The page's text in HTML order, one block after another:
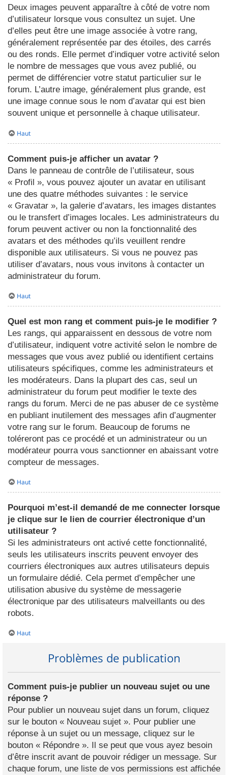
Deux images peuvent apparaître à côté de votre nom
d’utilisateur lorsque vous consultez un sujet. Une
d’elles peut être une image associée à votre rang,
généralement représentée par des étoiles, des carrés
ou des ronds. Elle permet d’indiquer votre activité selon
le nombre de messages que vous avez publié, ou
permet de différencier votre statut particulier sur le
forum. L’autre image, généralement plus grande, est
une image connue sous le nom d’avatar qui est bien
souvent unique et personnelle à chaque utilisateur.
Haut
Comment puis-je afficher un avatar ?
Dans le panneau de contrôle de l’utilisateur, sous
« Profil », vous pouvez ajouter un avatar en utilisant
une des quatre méthodes suivantes : le service
« Gravatar », la galerie d’avatars, les images distantes
ou le transfert d’images locales. Les administrateurs du
forum peuvent activer ou non la fonctionnalité des
avatars et des méthodes qu’ils veuillent rendre
disponible aux utilisateurs. Si vous ne pouvez pas
utiliser d’avatars, nous vous invitons à contacter un
administrateur du forum.
Haut
Quel est mon rang et comment puis-je le modifier ?
Les rangs, qui apparaissent en dessous de votre nom
d’utilisateur, indiquent votre activité selon le nombre de
messages que vous avez publié ou identifient certains
utilisateurs spécifiques, comme les administrateurs et
les modérateurs. Dans la plupart des cas, seul un
administrateur du forum peut modifier le texte des
rangs du forum. Merci de ne pas abuser de ce système
en publiant inutilement des messages afin d’augmenter
votre rang sur le forum. Beaucoup de forums ne
toléreront pas ce procédé et un administrateur ou un
modérateur pourra vous sanctionner en abaissant votre
compteur de messages.
Haut
Pourquoi m’est-il demandé de me connecter lorsque
je clique sur le lien de courrier électronique d’un
utilisateur ?
Si les administrateurs ont activé cette fonctionnalité,
seuls les utilisateurs inscrits peuvent envoyer des
courriers électroniques aux autres utilisateurs depuis
un formulaire dédié. Cela permet d’empêcher une
utilisation abusive du système de messagerie
électronique par des utilisateurs malveillants ou des
robots.
Haut
Problèmes de publication
Comment puis-je publier un nouveau sujet ou une
réponse ?
Pour publier un nouveau sujet dans un forum, cliquez
sur le bouton « Nouveau sujet ». Pour publier une
réponse à un sujet ou un message, cliquez sur le
bouton « Répondre ». Il se peut que vous ayez besoin
d’être inscrit avant de pouvoir rédiger un message. Sur
chaque forum, une liste de vos permissions est affichée